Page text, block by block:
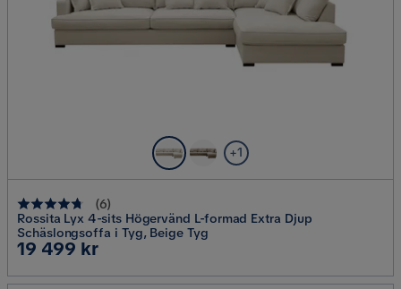
+1
(6)
Rossita Lyx 4-sits Högervänd L-formad Extra Djup
Schäslongsoffa i Tyg, Beige Tyg
Pris
19 499 kr